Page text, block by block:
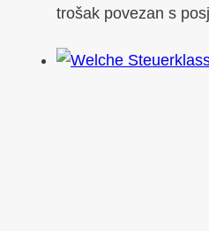
trošak povezan s